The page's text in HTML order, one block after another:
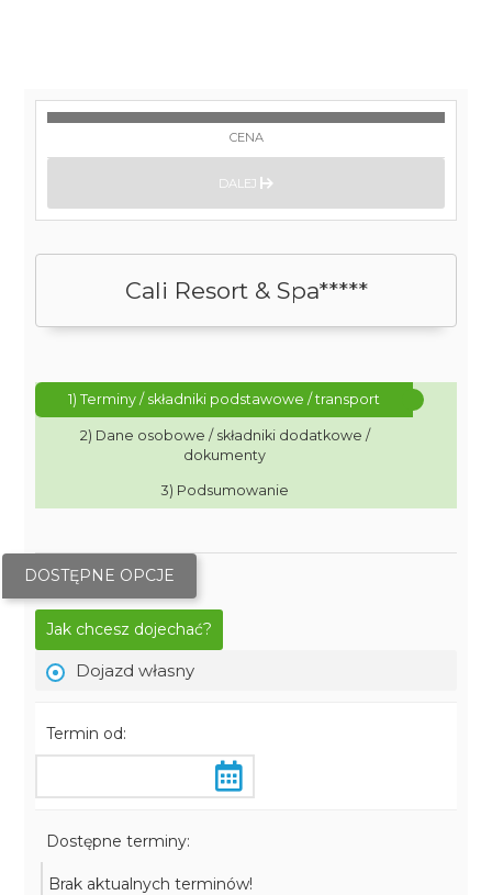
Cali Resort & Spa*****
1) Terminy / składniki podstawowe / transport
2) Dane osobowe / składniki dodatkowe /
dokumenty
3) Podsumowanie
DOSTĘPNE OPCJE
Jak chcesz dojechać?
Dojazd własny
Termin od:
Dostępne terminy:
Brak aktualnych terminów!
CENA
DALEJ